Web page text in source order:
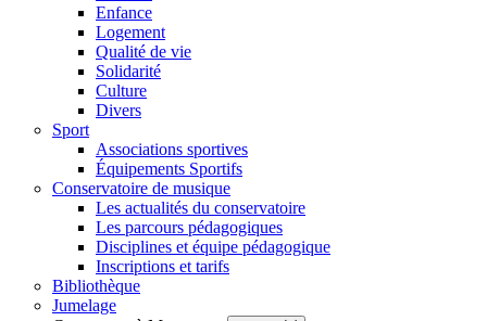
Enfance
Logement
Qualité de vie
Solidarité
Culture
Divers
Sport
Associations sportives
Équipements Sportifs
Conservatoire de musique
Les actualités du conservatoire
Les parcours pédagogiques
Disciplines et équipe pédagogique
Inscriptions et tarifs
Bibliothèque
Jumelage